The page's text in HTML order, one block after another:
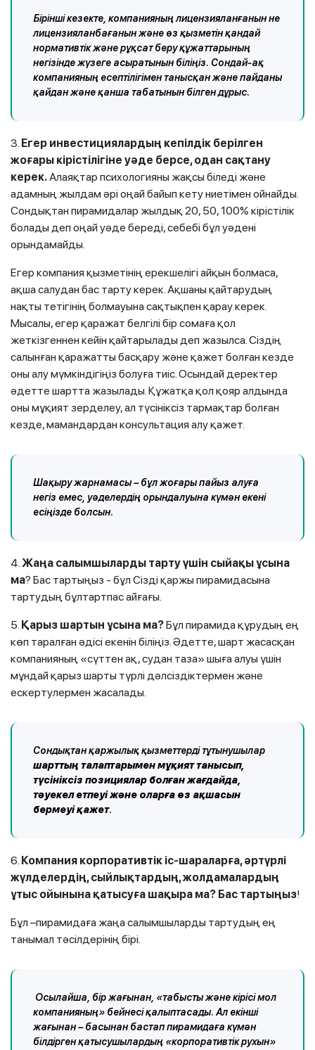
Бірінші кезекте, компанияның лицензияланғанын не
лицензияланбағанын және өз қызметін қандай
нормативтік және рұқсат беру құжаттарының
негізінде жүзеге асыратынын біліңіз. Сондай-ақ
компанияның есептілігімен танысқан және пайданы
қайдан және қанша табатынын білген дұрыс.
3. Егер инвестициялардың кепілдік берілген
жоғары кірістілігіне уәде берсе, одан сақтану
керек.Алаяқтар психологияны жақсы біледі және
адамның жылдам әрі оңай байып кету ниетімен ойнайды.
Сондықтан пирамидалар жылдық 20, 50, 100% кірістілік
болады деп оңай уәде береді, себебі бұл уәдені
орындамайды.
Егер компания қызметінің ерекшелігі айқын болмаса,
ақша салудан бас тарту керек. Ақшаны қайтарудың
нақты тетігінің болмауына сақтықпен қарау керек.
Мысалы, егер қаражат белгілі бір сомаға қол
жеткізгеннен кейін қайтарылады деп жазылса. Сіздің
салынған қаражатты басқару және қажет болған кезде
оны алу мүмкіндігіңіз болуға тиіс. Осындай деректер
әдетте шартта жазылады. Құжатқа қол қояр алдында
оны мұқият зерделеу, ал түсініксіз тармақтар болған
кезде, мамандардан консультация алу қажет.
Шақыру жарнамасы – бұл жоғары пайыз алуға
негіз емес, уәделердің орындалуына күмән екені
есіңізде болсын.
4.Жаңа салымшыларды тарту үшін сыйақы ұсына
ма? Бас тартыңыз - бұл Сізді қаржы пирамидасына
тартудың бұлтартпас айғағы.
5. Қарыз шартын ұсына ма?Бұл пирамида құрудың ең
көп таралған әдісі екенін біліңіз. Әдетте, шарт жасасқан
компанияның «сүттен ақ, судан таза» шыға алуы үшін
мұндай қарыз шарты түрлі дәлсіздіктермен және
ескертулермен жасалады.
Сондықтан қаржылық қызметтерді тұтынушылар
шарттың талаптарымен мұқият танысып,
түсініксіз позициялар болған жағдайда,
тәуекел етпеуі және оларға өз ақшасын
бермеуі қажет.
6. Компания корпоративтік іс-шараларға, әртүрлі
жүлделердің, сыйлықтардың, жолдамалардың
ұтыс ойынына қатысуға шақыра ма? Бас тартыңыз!
Бұл –пирамидаға жаңа салымшыларды тартудың ең
танымал тәсілдерінің бірі.
Осылайша, бір жағынан, «табысты және кірісі мол
компанияның» бейнесі қалыптасады. Ал екінші
жағынан – басынан бастап пирамидаға күмән
білдірген қатысушылардың «корпоративтік рухын»